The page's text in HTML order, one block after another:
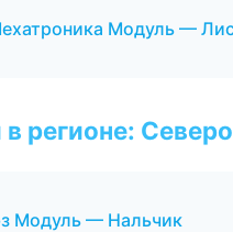
Модуль —
регионе:
Модуль — Нальчик